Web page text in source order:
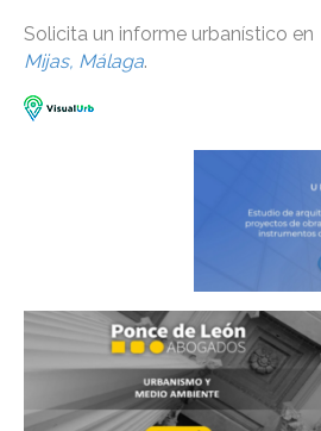
Solicita un informe urbanístico en
Mijas, Málaga.